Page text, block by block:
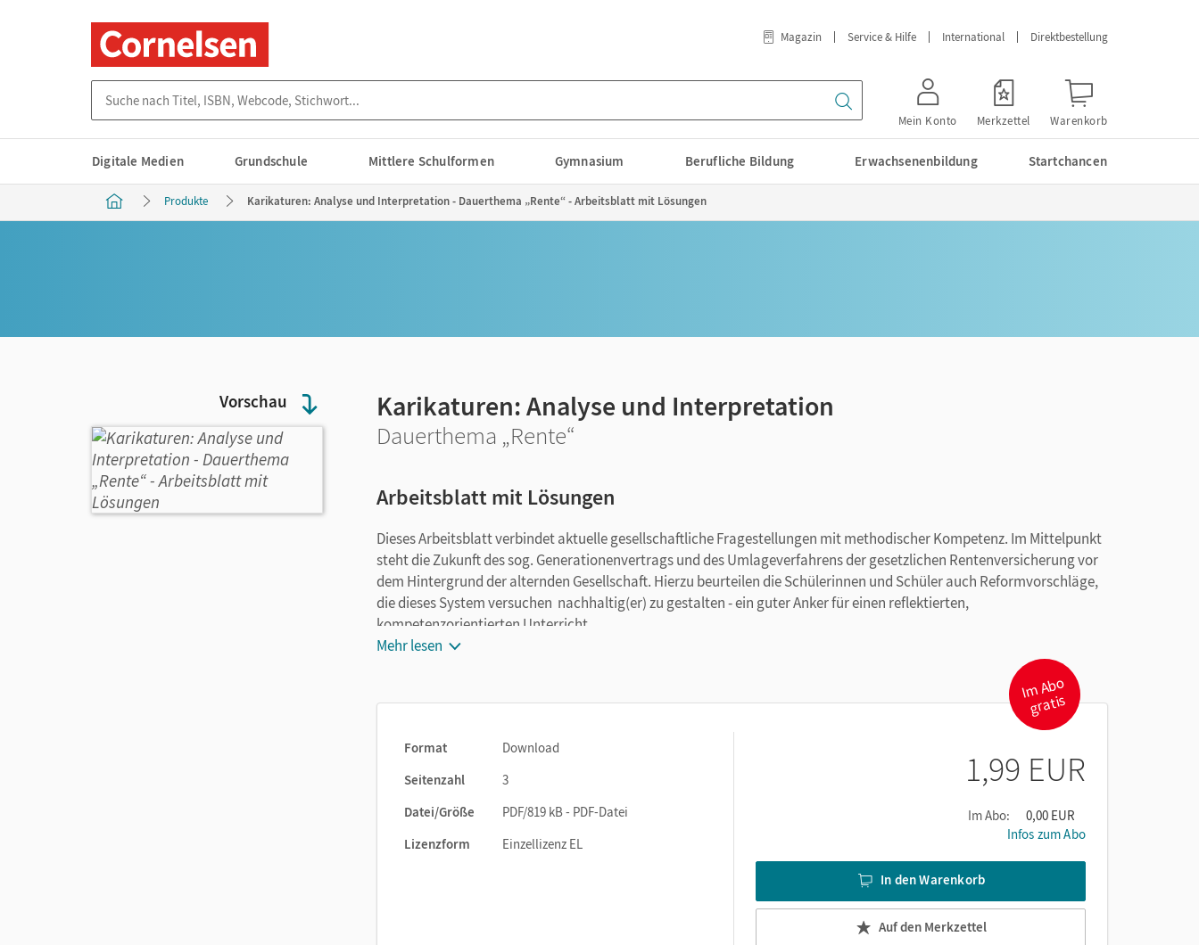
Magazin Service & Hilfe International Direktbestellung
Mein Konto Merkzettel Warenkorb
Digitale Medien Grundschule Mittlere Schulformen Gymnasium Berufliche Bildung Erwachsenenbildung Startchancen
Produkte Karikaturen: Analyse und Interpretation - Dauerthema „Rente“ - Arbeitsblatt mit Lösungen
Vorschau Karikaturen: Analyse und Interpretation
Dauerthema „Rente“
Arbeitsblatt mit Lösungen
Dieses Arbeitsblatt verbindet aktuelle gesellschaftliche Fragestellungen mit methodischer Kompetenz. Im Mittelpunkt
steht die Zukunft des sog. Generationenvertrags und des Umlageverfahrens der gesetzlichen Rentenversicherung vor
dem Hintergrund der alternden Gesellschaft. Hierzu beurteilen die Schülerinnen und Schüler auch Reformvorschläge,
die dieses System versuchen nachhaltig(er) zu gestalten - ein guter Anker für einen reflektierten,
kompetenzorientierten Unterricht.
Mehr lesen
Format
Download
Seitenzahl
3
Datei/Größe
PDF/819 kB - PDF-Datei
Lizenzform
Einzellizenz EL
I
m
A
b
o
gr
atis
1,99 EUR
Im Abo:
0,00 EUR
Infos zum Abo
In den Warenkorb
Auf den Merkzettel